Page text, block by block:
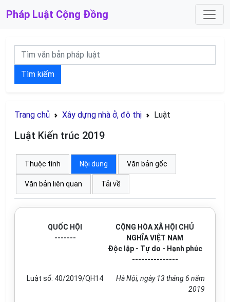
Pháp Luật Cộng Đồng
Tìm kiếm
Trang chủ Xây dựng nhà ở, đô thị Luật
Luật Kiến trúc 2019
Thuộc tính Nội dung Văn bản gốc
Văn bản liên quan Tải về
QUỐC HỘI
-------
CỘNG HÒA XÃ HỘI CHỦ
NGHĨA VIỆT NAM
Độc lập - Tự do - Hạnh phúc
---------------
Luật số: 40/2019/QH14
Hà Nội, ngày 13 tháng 6 năm
2019